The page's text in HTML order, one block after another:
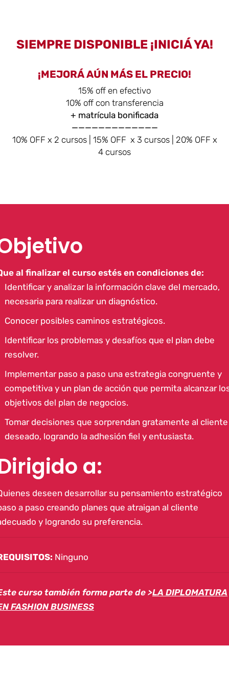
SIEMPRE DISPONIBLE ¡INICIÁ YA!
¡MEJORÁ AÚN MÁS EL PRECIO!
15% off en efectivo
10% off con transferencia
+ matrícula bonificada
—————————————
10% OFF x 2 cursos | 15% OFF x 3 cursos | 20% OFF x
4 cursos
al finalizar el curso estés en condiciones de:
Identificar y analizar la información clave del mercado,
necesaria para realizar un diagnóstico.
Conocer posibles caminos estratégicos.
Identificar los problemas y desafíos que el plan debe
resolver.
Implementar paso a paso una estrategia congruente y
competitiva y un plan de acción que permita alcanzar
objetivos del plan de negocios.
Tomar decisiones que sorprendan gratamente al cliente
deseado, logrando la adhesión fiel y entusiasta.
a:
deseen desarrollar su pensamiento estratégico
a paso creando planes que atraigan al cliente
y logrando su preferencia.
Ninguno
curso también forma parte de >LA DIPLOMATURA
FASHION BUSINESS